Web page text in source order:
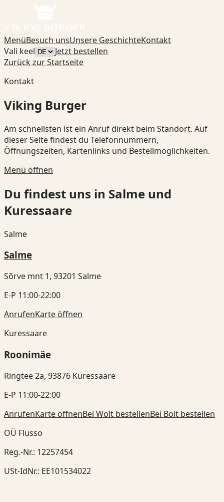
MenüBesuch unsUnsere GeschichteKontakt
Vali keel
Jetzt bestellen
Zurück zur Startseite
Kontakt
Viking Burger
Am schnellsten ist ein Anruf direkt beim Standort. Auf
dieser Seite findest du Telefonnummern,
Öffnungszeiten, Kartenlinks und Bestellmöglichkeiten.
Menü öffnen
Du findest uns in Salme und
Kuressaare
Salme
Salme
Sõrve mnt 1, 93201 Salme
E-P 11:00-22:00
AnrufenKarte öffnen
Kuressaare
Roonimäe
Ringtee 2a, 93876 Kuressaare
E-P 11:00-22:00
AnrufenKarte öffnenBei Wolt bestellenBei Bolt bestellen
OÜ Flusso
Reg.-Nr.: 12257454
USt-IdNr.: EE101534022